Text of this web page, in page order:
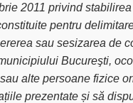
2011 privind
pentru
sau sesizarea de
Bucureşti,
alte persoane fizice
prezentate și să